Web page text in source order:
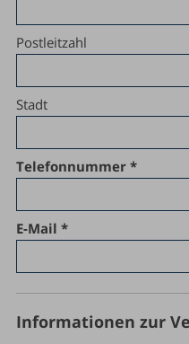
Postleitzahl
Stadt
Telefonnummer
E-Mail
Informationen zur